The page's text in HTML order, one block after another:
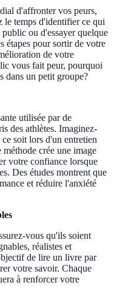
d'affronter vos peurs,
le temps d'identifier ce qui
ou d'essayer quelque
étapes pour sortir de votre
de votre
vous fait peur, pourquoi
dans un petit groupe?
utilisée par de
des athlètes. Imaginez-
soit lors d'un entretien
crée une image
votre confiance lorsque
Des études montrent que
et réduire l'anxiété
vous qu'ils soient
réalistes et
de lire un livre par
votre savoir. Chaque
à renforcer votre